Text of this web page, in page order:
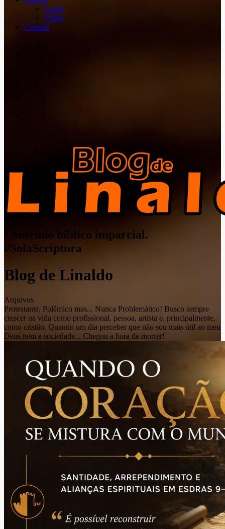
Áudio
Vídeo
Contato
Conteúdo bíblico imparcial.
#SolaScriptura
Blog de Linaldo
Arquivos
Protestante, Polêmico mas... Nunca Problemático! Busco sempre
crescer na vida como profissional, pessoa, artista e, principalmente,
como cristão. Quando um dia perceber que não sou mais útil ao meu
Deus nem a sociedade... Chegou a hora de morrer!